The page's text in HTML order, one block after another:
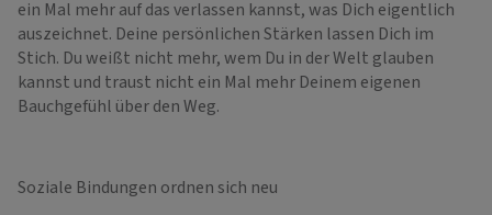
ein Mal mehr auf das verlassen kannst, was Dich eigentlich
auszeichnet. Deine persönlichen Stärken lassen Dich im
Stich. Du weißt nicht mehr, wem Du in der Welt glauben
kannst und traust nicht ein Mal mehr Deinem eigenen
Bauchgefühl über den Weg.
Soziale Bindungen ordnen sich neu